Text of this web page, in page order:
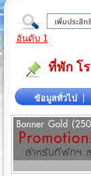
อันดับ 1
ที่พัก โ
ข้อมูลทั่วไป